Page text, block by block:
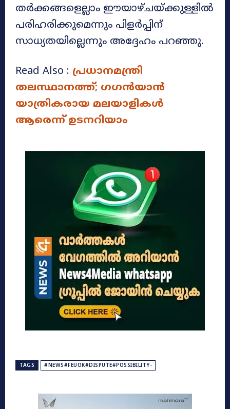
തർക്കങ്ങളെല്ലാം ഈയാഴ്ചയ്ക്കുള്ളിൽ
പരിഹരിക്കുമെന്നും പിളർപ്പിന്
സാധ്യതയില്ലെന്നും അദ്ദേഹം പറഞ്ഞു.
Read Also : പ്രധാനമന്ത്രി
തലസ്ഥാനത്ത്; ഗഗന്‍യാൻ
യാത്രികരായ മലയാളികൾ
ആരെന്ന് ഉടനറിയാം
TAGS #NEWS#FEUOK#DISPUTE#POSSIBILITY-